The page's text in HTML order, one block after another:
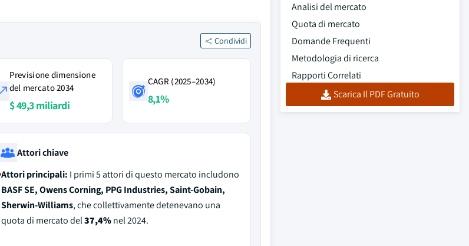
Condividi
Previsione dimensione
del mercato 2034
$ 49,3 miliardi
CAGR (2025–2034)
8,1%
Attori chiave
Attori principali: I primi 5 attori di questo mercato includono
BASF SE, Owens Corning, PPG Industries, Saint-Gobain,
Sherwin-Williams, che collettivamente detenevano una
quota di mercato del37,4%nel 2024.
Analisi del mercato
Quota di mercato
Domande Frequenti
Metodologia di ricerca
Rapporti Correlati
Scarica Il PDF Gratuito